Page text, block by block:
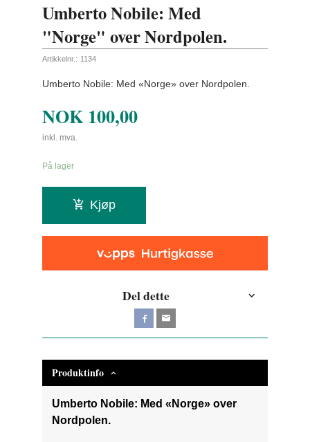
Umberto Nobile: Med
"Norge" over Nordpolen.
Artikkelnr.: 1134
Umberto Nobile: Med «Norge» over Nordpolen.
NOK 100,00
inkl. mva.
På lager
Kjøp
Del dette
Produktinfo
Umberto Nobile: Med «Norge» over
Nordpolen.